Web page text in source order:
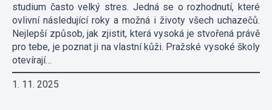
studium často velký stres. Jedná se o rozhodnutí, které
ovlivní následující roky a možná i životy všech uchazečů.
Nejlepší způsob, jak zjistit, která vysoká je stvořená právě
pro tebe, je poznat ji na vlastní kůži. Pražské vysoké školy
otevírají…
1. 11. 2025